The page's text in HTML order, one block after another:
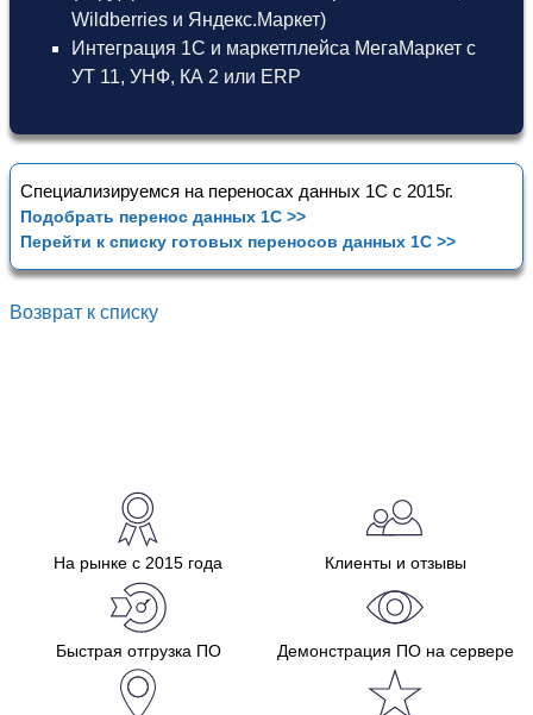
Wildberries и Яндекс.Маркет)
Интеграция 1С и маркетплейса МегаМаркет с
УТ 11, УНФ, КА 2 или ERP
Специализируемся на переносах данных 1С с 2015г.
Подобрать перенос данных 1С >>
Перейти к списку готовых переносов данных 1С >>
Возврат к списку
На рынке с 2015 года Клиенты и отзывы
Быстрая отгрузка ПО Демонстрация ПО на сервере